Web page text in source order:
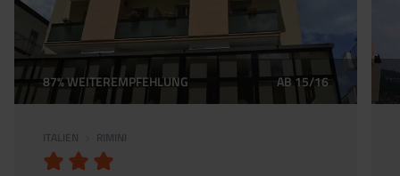
87% WEITEREMPFEHLUNG AB 15/16
ITALIEN RIMINI